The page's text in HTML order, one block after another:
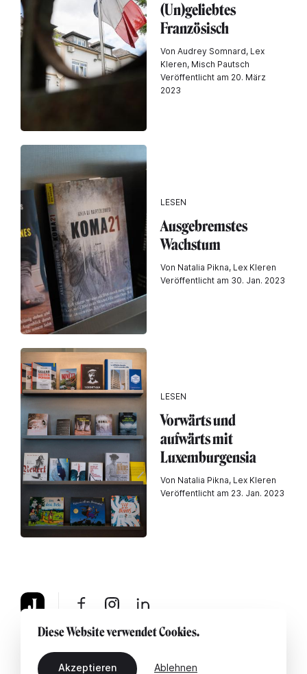
(Un)geliebtes
Französisch
Von Audrey Somnard, Lex
Kleren, Misch Pautsch
Veröffentlicht am 20. März
2023
LESEN
Ausgebremstes
Wachstum
Von Natalia Pikna, Lex Kleren
Veröffentlicht am 30. Jan. 2023
LESEN
Vorwärts und
aufwärts mit
Luxemburgensia
Von Natalia Pikna, Lex Kleren
Veröffentlicht am 23. Jan. 2023
Über uns Rechtshinweis Kontaktiere uns
Diese Website verwendet Cookies.
Akzeptieren Ablehnen